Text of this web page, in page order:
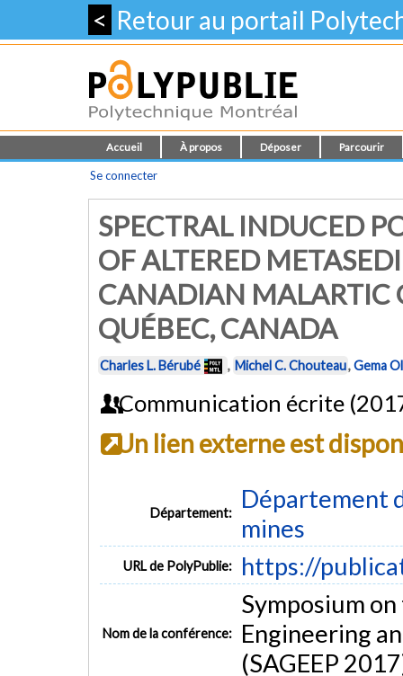
< Retour au portail
Accueil À propos Déposer Parcourir
Se connecter
SPECTRAL INDUCED
OF ALTERED
CANADIAN MALARTIC
QUÉBEC, CANADA
Charles L. Bérubé , Michel C. Chouteau,Gema
Communication écrite
Un lien externe est
Département:
Département
mines
URL de PolyPublie: https://
Nom de la conférence:
Symposium
Engineering
(SAGEEP